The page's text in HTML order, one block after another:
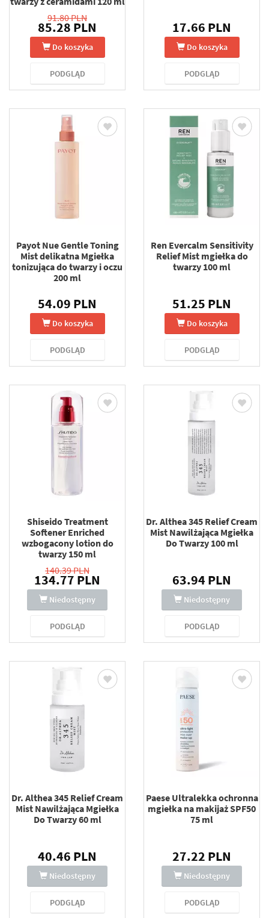
91.80 PLN
85.28 PLN
Do koszyka
PODGLĄD
17.66 PLN
Do koszyka
PODGLĄD
Payot Nue Gentle Toning
Mist delikatna Mgiełka
tonizująca do twarzy i oczu
200 ml
54.09 PLN
Do koszyka
PODGLĄD
Ren Evercalm Sensitivity
Relief Mist mgiełka do
twarzy 100 ml
51.25 PLN
Do koszyka
PODGLĄD
Shiseido Treatment
Softener Enriched
wzbogacony lotion do
twarzy 150 ml
140.39 PLN
134.77 PLN
Niedostępny
PODGLĄD
Dr. Althea 345 Relief Cream
Mist Nawilżająca Mgiełka
Do Twarzy 100 ml
63.94 PLN
Niedostępny
PODGLĄD
Dr. Althea 345 Relief Cream
Mist Nawilżająca Mgiełka
Do Twarzy 60 ml
40.46 PLN
Niedostępny
PODGLĄD
Paese Ultralekka ochronna
mgiełka na makijaż SPF50
75 ml
27.22 PLN
Niedostępny
PODGLĄD